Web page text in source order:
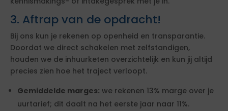
3. Aftrap van de opdracht!
Bij ons kun je rekenen op openheid en transparantie.
Doordat we direct schakelen met zelfstandigen,
houden we de inhuurketen overzichtelijk en kun jij altijd
precies zien hoe het traject verloopt.
Gemiddelde marges: we rekenen 13% marge over je
uurtarief; dit daalt na het eerste jaar naar 11%.